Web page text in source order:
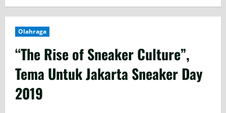
Olahraga
“The Rise of Sneaker Culture”,
Tema Untuk Jakarta Sneaker Day
2019